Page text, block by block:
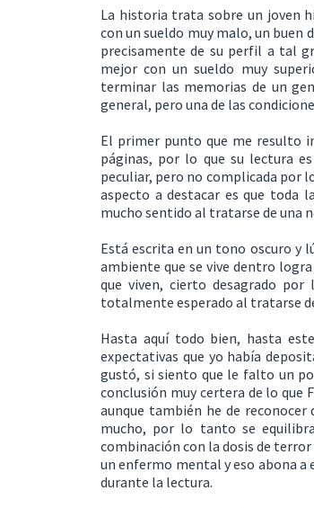
La historia trata sobre un joven
con un sueldo muy malo, un buen
precisamente de su perfil a tal
mejor con un sueldo muy
terminar las memorias de un
general, pero una de las
El primer punto que me resulto
páginas, por lo que su lectura
peculiar, pero no complicada por
aspecto a destacar es que toda
mucho sentido al tratarse de una
Está escrita en un tono oscuro y
ambiente que se vive dentro
que viven, cierto desagrado
totalmente esperado al tratarse
Hasta aquí todo bien, hasta
expectativas que yo había
gustó, si siento que le falto un
conclusión muy certera de lo que
aunque también he de
mucho, por lo tanto se
combinación con la dosis de
un enfermo mental y eso abona
durante la lectura.